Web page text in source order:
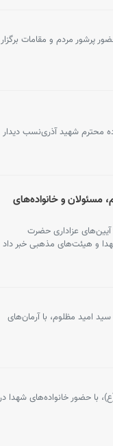
پرشور مردم و مقامات برگزار
محترم شهید آذری‌نسب دیدار
مسئولان و خانواده‌های
عزاداری حضرت
و هیئت‌های مذهبی خبر داد
امید مظلوم، با آرمان‌های
با حضور خانواده‌های شهدا